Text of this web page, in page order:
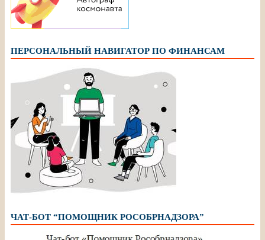
ПЕРСОНАЛЬНЫЙ НАВИГАТОР ПО ФИНАНСАМ
ЧАТ-БОТ “ПОМОЩНИК РОСОБРНАДЗОРА”